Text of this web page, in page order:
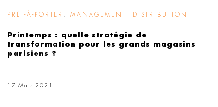
PRÊT-À-PORTER MANAGEMENT DISTRIBUTION
Printemps : quelle stratégie de
transformation pour les grands magasins
parisiens ?
17 Mars 2021